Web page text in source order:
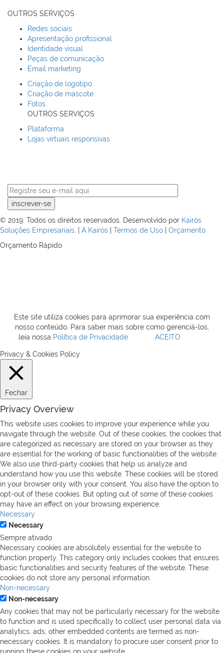
OUTROS SERVIÇOS
Redes sociais
Apresentação profissional
Identidade visual
Peças de comunicação
Email marketing
Criação de logotipo
Criação de mascote
Fotos
OUTROS SERVIÇOS
Plataforma
Lojas virtuais responsivas
© 2019. Todos os direitos reservados. Desenvolvido por Kairós
Soluções Empresariais
A Kairós Termos de Uso
Orçamento
Orçamento Rápido
Este site utiliza cookies para aprimorar sua experiência com
nosso conteúdo. Para saber mais sobre como gerenciá-los,
leia nossa Política de Privacidade ACEITO
Privacy & Cookies Policy
Fechar
Privacy Overview
This website uses cookies to improve your experience while you
navigate through the website. Out of these cookies, the cookies that
are categorized as necessary are stored on your browser as they
are essential for the working of basic functionalities of the website.
We also use third-party cookies that help us analyze and
understand how you use this website. These cookies will be stored
in your browser only with your consent. You also have the option to
opt-out of these cookies. But opting out of some of these cookies
may have an effect on your browsing experience.
Necessary
Necessary
Sempre ativado
Necessary cookies are absolutely essential for the website to
function properly. This category only includes cookies that ensures
basic functionalities and security features of the website. These
cookies do not store any personal information.
Non-necessary
Non-necessary
Any cookies that may not be particularly necessary for the website
to function and is used specifically to collect user personal data via
analytics, ads, other embedded contents are termed as non-
necessary cookies. It is mandatory to procure user consent prior to